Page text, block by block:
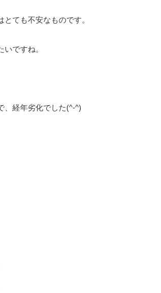
ても不安なものです。
ですね。
、経年劣化でした(^-^)